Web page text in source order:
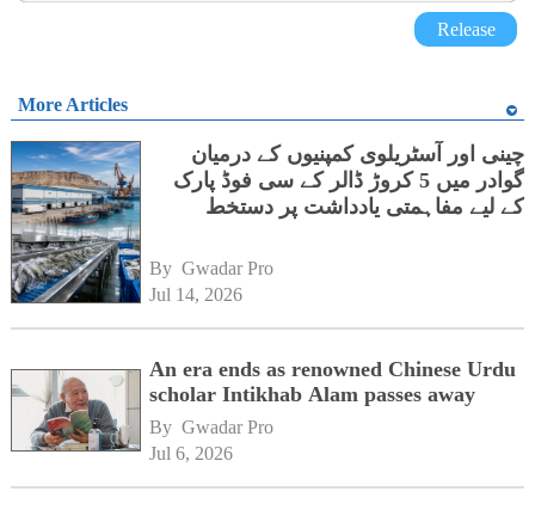
Release
More Articles
چینی اور آسٹریلوی کمپنیوں کے درمیان
گوادر میں 5 کروڑ ڈالر کے سی فوڈ پارک
کے لیے مفاہمتی یادداشت پر دستخط
By Gwadar Pro
Jul 14, 2026
An era ends as renowned Chinese Urdu
scholar Intikhab Alam passes away
By Gwadar Pro
Jul 6, 2026